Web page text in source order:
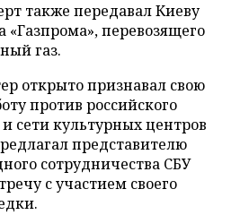
также передавал Киеву
перевозящего
газ.
открыто признавал свою
против российского
сети культурных центров
представителю
сотрудничества СБУ
с участием своего